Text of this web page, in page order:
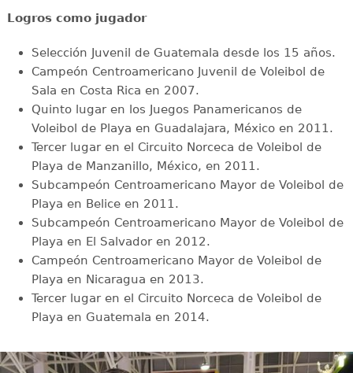
Logros como jugador
Selección Juvenil de Guatemala desde los 15 años.
Campeón Centroamericano Juvenil de Voleibol de
Sala en Costa Rica en 2007.
Quinto lugar en los Juegos Panamericanos de
Voleibol de Playa en Guadalajara, México en 2011.
Tercer lugar en el Circuito Norceca de Voleibol de
Playa de Manzanillo, México, en 2011.
Subcampeón Centroamericano Mayor de Voleibol de
Playa en Belice en 2011.
Subcampeón Centroamericano Mayor de Voleibol de
Playa en El Salvador en 2012.
Campeón Centroamericano Mayor de Voleibol de
Playa en Nicaragua en 2013.
Tercer lugar en el Circuito Norceca de Voleibol de
Playa en Guatemala en 2014.